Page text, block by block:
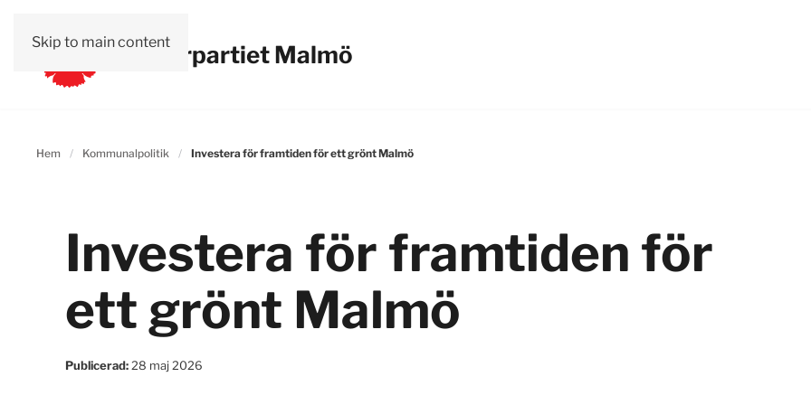
Skip to main contentVänsterpartiet Malmö
Hem Kommunalpolitik Investera för framtiden för ett grönt Malmö
Investera för framtiden för
ett grönt Malmö
Publicerad: 28 maj 2026